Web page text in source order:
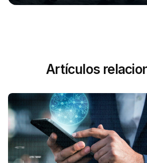
Artículos